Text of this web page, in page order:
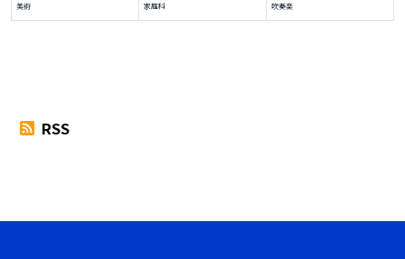
美術 家庭科 吹奏楽
RSS